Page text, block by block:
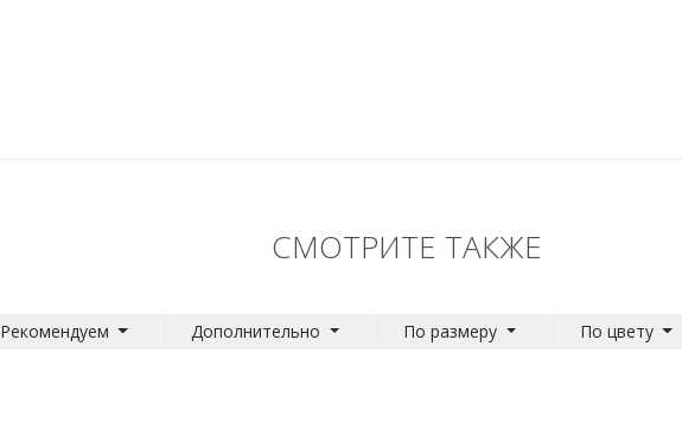
СМОТРИТЕ ТАКЖЕ
Рекомендуем Дополнительно По размеру По цвету